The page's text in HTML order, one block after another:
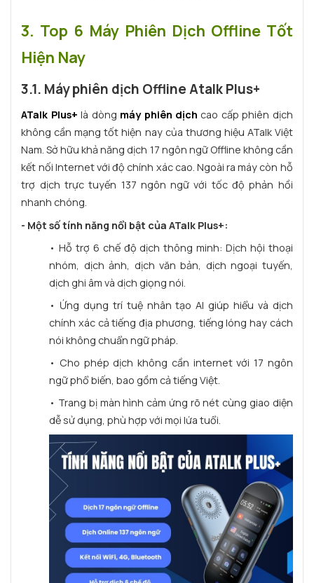
3. Top 6 Máy Phiên Dịch Offline Tốt
Hiện Nay
3.1. Máy phiên dịch Offline Atalk Plus+
ATalk Plus+là dòng máy phiên dịch cao cấp phiên dịch
không cần mạng tốt hiện nay của thương hiệu ATalk Việt
Nam. Sở hữu khả năng dịch 17 ngôn ngữ Offline không cần
kết nối Internet với độ chính xác cao. Ngoài ra máy còn hỗ
trợ dịch trực tuyến 137 ngôn ngữ với tốc độ phản hồi
nhanh chóng.
- Một số tính năng nổi bật của ATalk Plus+:
• Hỗ trợ 6 chế độ dịch thông minh: Dịch hội thoại
nhóm, dịch ảnh, dịch văn bản, dịch ngoại tuyến,
dịch ghi âm và dịch giọng nói.
• Ứng dụng trí tuệ nhân tạo AI giúp hiểu và dịch
chính xác cả tiếng địa phương, tiếng lóng hay cách
nói không chuẩn ngữ pháp.
• Cho phép dịch không cần internet với 17 ngôn
ngữ phổ biến, bao gồm cả tiếng Việt.
• Trang bị màn hình cảm ứng rõ nét cùng giao diện
dễ sử dụng, phù hợp với mọi lứa tuổi.